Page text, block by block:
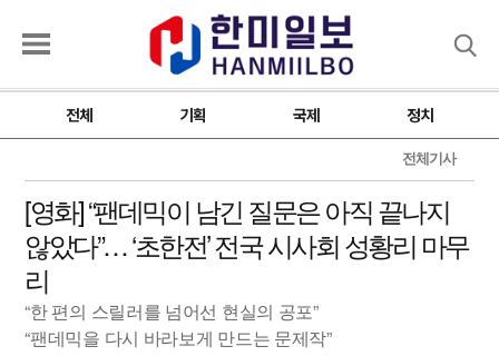
전체 기획 국제 정치
전체기사
[영화] “팬데믹이 남긴 질문은 아직 끝나지
않았다”… ‘초한전’ 전국 시사회 성황리 마무
리
“한 편의 스릴러를 넘어선 현실의 공포”
“팬데믹을 다시 바라보게 만드는 문제작”